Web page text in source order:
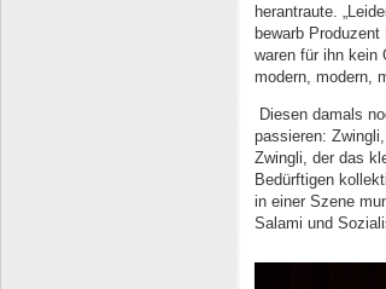
herantraute.
bewarb
waren für ihn kein
modern, modern,
Diesen damals
passieren:
Zwingli, der das
Bedürftigen
in einer Szene
Salami und